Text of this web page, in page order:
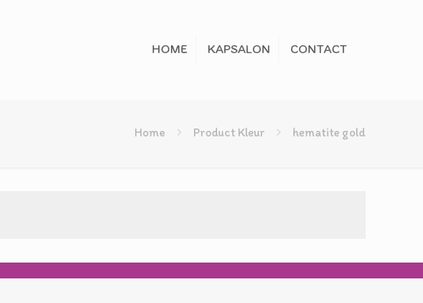
HOME KAPSALON CONTACT
Home Product Kleur hematite gold